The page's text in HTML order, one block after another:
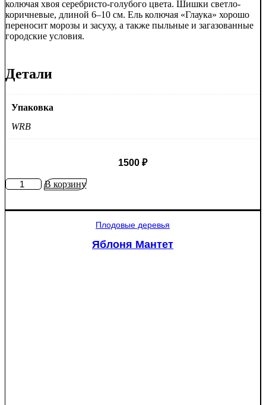
колючая хвоя серебристо-голубого цвета. Шишки светло-
коричневые, длиной 6–10 см. Ель колючая «Глаука» хорошо
переносит морозы и засуху, а также пыльные и загазованные
городские условия.
Детали
Упаковка
WRB
1500 ₽
КоличествоВ корзину
Плодовые деревья
Яблоня Мантет